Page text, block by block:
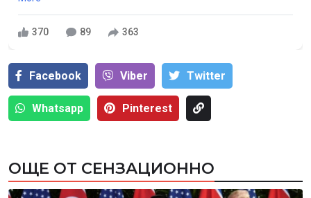
370 89 363
Facebook Viber Тwitter
Whatsapp Pinterest
ОЩЕ ОТ СЕНЗАЦИОННО